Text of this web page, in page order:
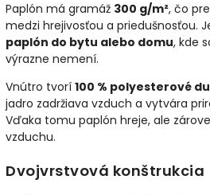
Paplón má gramáž 300 g/m², čo
medzi hrejivosťou a priedušnosťou.
paplón do bytu alebo domu, kde
výrazne nemení.
Vnútro tvorí 100 % polyesterové
jadro zadržiava vzduch a vytvára
Vďaka tomu paplón hreje, ale
vzduchu.
Dvojvrstvová konštrukcia